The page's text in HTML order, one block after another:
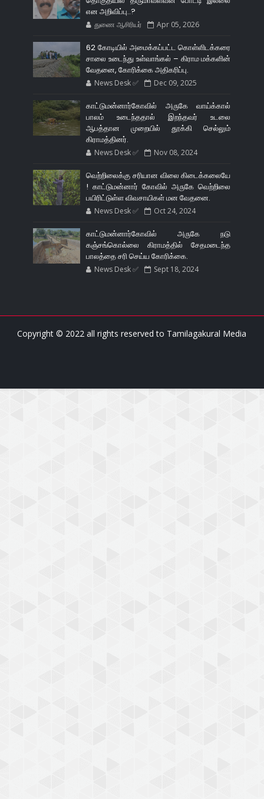
என அறிவிப்பு..?
துணை ஆசிரியர் Apr 05, 2026
62 கோடியில் அமைக்கப்பட்ட கொள்ளிடக்கரை
சாலை உடைந்து உள்வாங்கல் – கிராம மக்களின்
வேதனை, கோரிக்கை அதிகரிப்பு.
News Desk ✅ Dec 09, 2025
காட்டுமன்னார்கோவில் அருகே வாய்க்கால்
பாலம் உடைந்ததால் இறந்தவர் உடலை
ஆபத்தான முறையில் தூக்கி செல்லும்
கிராமத்தினர்.
News Desk ✅ Nov 08, 2024
வெற்றிலைக்கு சரியான விலை கிடைக்கலையே
! காட்டுமன்னார் கோவில் அருகே வெற்றிலை
பயிரிட்டுள்ள விவசாயிகள் மன வேதனை.
News Desk ✅ Oct 24, 2024
காட்டுமன்னார்கோவில் அருகே நடு
கஞ்சங்கொல்லை கிராமத்தில் சேதமடைந்த
பாலத்தை சரி செய்ய கோரிக்கை.
News Desk ✅ Sept 18, 2024
Copyright © 2022 all rights reserved to Tamilagakural Media